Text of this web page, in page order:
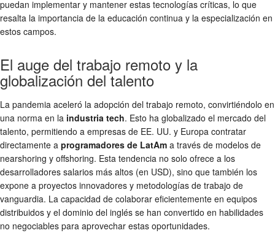
puedan implementar y mantener estas tecnologías críticas, lo que
resalta la importancia de la educación continua y la especialización en
estos campos.
El auge del trabajo remoto y la
globalización del talento
La pandemia aceleró la adopción del trabajo remoto, convirtiéndolo en
una norma en la industria tech. Esto ha globalizado el mercado del
talento, permitiendo a empresas de EE. UU. y Europa contratar
directamente a programadores de LatAm a través de modelos de
nearshoring y offshoring. Esta tendencia no solo ofrece a los
desarrolladores salarios más altos (en USD), sino que también los
expone a proyectos innovadores y metodologías de trabajo de
vanguardia. La capacidad de colaborar eficientemente en equipos
distribuidos y el dominio del inglés se han convertido en habilidades
no negociables para aprovechar estas oportunidades.